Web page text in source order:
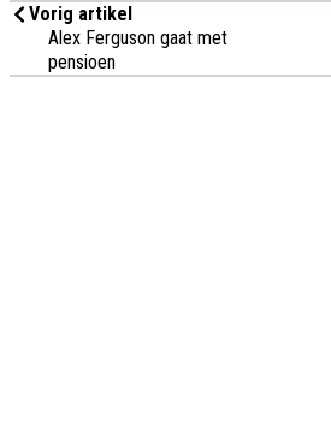
Vorig artikel
Alex Ferguson gaat met
pensioen